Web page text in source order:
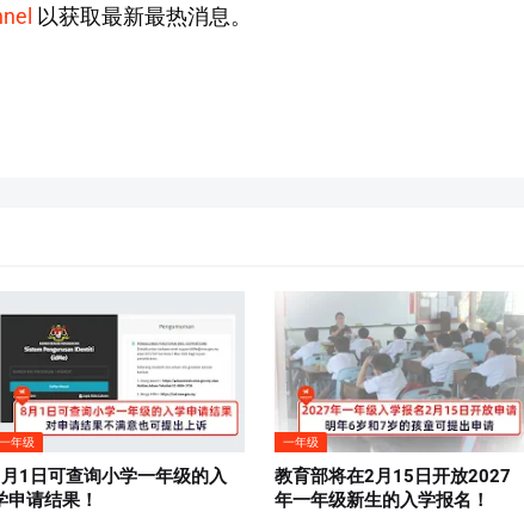
以获取最新最热消息。
一年级
1日可查询小学一年级的入
申请结果！
一年级
教育部将在2月15日开放2027
年一年级新生的入学报名！